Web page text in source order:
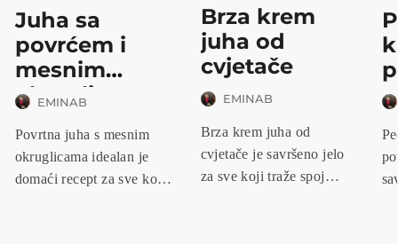
Juha sa
povrćem i
mesnim
okruglic...
EMINAB
Povrtna juha s mesnim
okruglicama idealan je
domaći recept za sve koji
Brza krem
juha od
cvjetače
EMINAB
Brza krem juha od
cvjetače je savršeno jelo
za sve koji traže spoj